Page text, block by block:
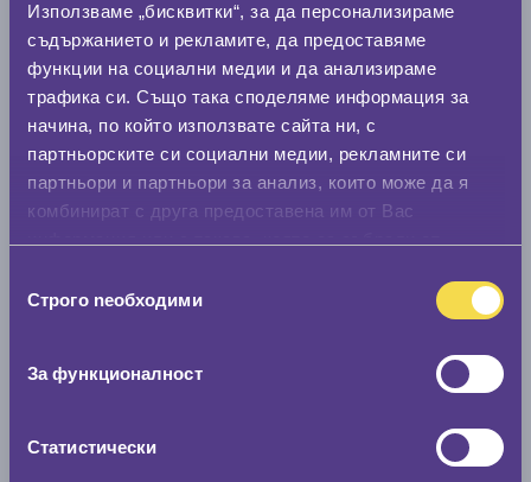
Използваме „бисквитки“, за да персонализираме
съдържанието и рекламите, да предоставяме
функции на социални медии и да анализираме
трафика си. Също така споделяме информация за
начина, по който използвате сайта ни, с
партньорските си социални медии, рекламните си
партньори и партньори за анализ, които може да я
комбинират с друга предоставена им от Вас
наСтрого nеобходими
За функционалност
Статистически
Нов размер
Стар размер
0 мм.
Скоростомер при 100